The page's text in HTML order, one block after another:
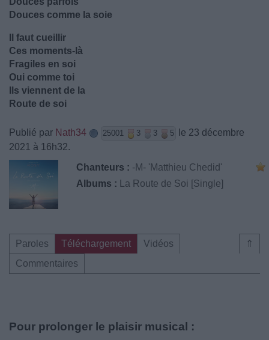
Douces comme la soie
Il faut cueillir
Ces moments-là
Fragiles en soi
Oui comme toi
Ils viennent de la
Route de soi
Publié par Nath34 25001 3 3 5
le 23 décembre
2021 à 16h32.
Chanteurs : -M- 'Matthieu Chedid'
Albums :
La Route de Soi [Single]
⇑
Paroles Téléchargement
Vidéos
Commentaires
Pour prolonger le plaisir musical :